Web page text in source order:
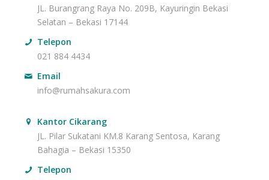
JL. Burangrang Raya No. 209B, Kayuringin Bekasi
Selatan – Bekasi 17144
Telepon
021 884 4434
Email
info@rumahsakura.com
Kantor Cikarang
JL. Pilar Sukatani KM.8 Karang Sentosa, Karang
Bahagia – Bekasi 15350
Telepon